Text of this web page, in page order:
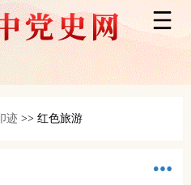
迹 >> 红色旅游